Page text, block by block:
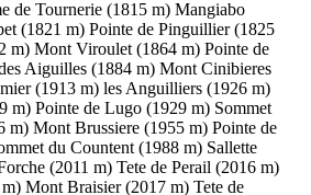
de Tournerie (1815 m) Mangiabo
(1821 m) Pointe de Pinguillier (1825
m) Mont Viroulet (1864 m) Pointe de
Aiguilles (1884 m) Mont Cinibieres
(1913 m) les Anguilliers (1926 m)
m) Pointe de Lugo (1929 m) Sommet
m) Mont Brussiere (1955 m) Pointe de
du Countent (1988 m) Sallette
(2011 m) Tete de Perail (2016 m)
Mont Braisier (2017 m) Tete de